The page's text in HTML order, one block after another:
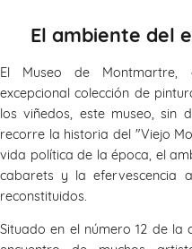
El ambiente del
El Museo de Montmartre,
excepcional colección de
los viñedos, este museo, sin
recorre la historia del "Viejo
vida política de la época, el
cabarets y la efervescencia
reconstituidos.
Situado en el número 12 de